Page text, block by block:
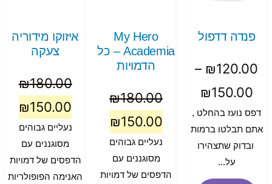
פנדה דדפול
₪120.00
–
₪150.00
דפס נועז בהחלט ,
אתם תבלטו ברמות
ובדוק שתצהירו
על...
My Hero
Academia – כל
הדמויות
₪180.00
₪150.00
נעליים גבוהים
מסוגננים עם
הדפסים של דמויות
איזוקו מידוריה
צעקה
₪180.00
₪150.00
נעליים גבוהים
מסוגננים עם
הדפסים של דמויות
האנימה הפופולריות